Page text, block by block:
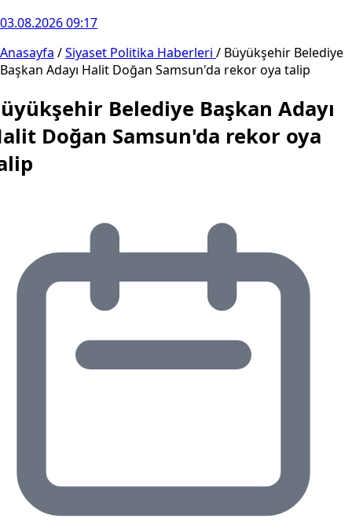
03.08.2026 09:17
Anasayfa /Siyaset Politika Haberleri / Büyükşehir Belediye
Başkan Adayı Halit Doğan Samsun'da rekor oya talip
Belediye Başkan Adayı
Doğan Samsun'da rekor oya